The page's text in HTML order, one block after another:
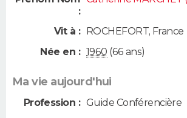
:
Vit à : ROCHEFORT, France
Née en : 1960 (66 ans)
Ma vie aujourd'hui
Profession : Guide Conférencière